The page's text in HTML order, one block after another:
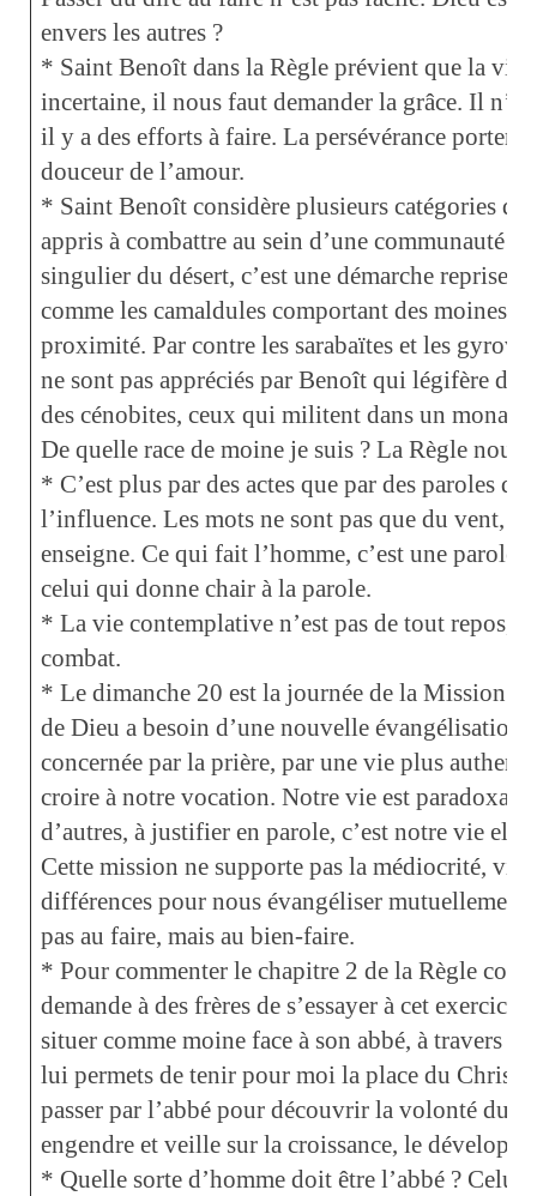
envers les autres ?
* Saint Benoît dans la Règle prévient que la vie
incertaine, il nous faut demander la grâce. Il
il y a des efforts à faire. La persévérance
douceur de l’amour.
* Saint Benoît considère plusieurs catégories
appris à combattre au sein d’une communauté
singulier du désert, c’est une démarche reprise
comme les camaldules comportant des moines
proximité. Par contre les sarabaïtes et les
ne sont pas appréciés par Benoît qui légifère
des cénobites, ceux qui militent dans un
De quelle race de moine je suis ? La Règle
* C’est plus par des actes que par des paroles
l’influence. Les mots ne sont pas que du vent,
enseigne. Ce qui fait l’homme, c’est une parole
celui qui donne chair à la parole.
* La vie contemplative n’est pas de tout repos,
combat.
* Le dimanche 20 est la journée de la Mission
de Dieu a besoin d’une nouvelle évangélisation.
concernée par la prière, par une vie plus
croire à notre vocation. Notre vie est
d’autres, à justifier en parole, c’est notre vie
Cette mission ne supporte pas la médiocrité,
différences pour nous évangéliser
pas au faire, mais au bien-faire.
* Pour commenter le chapitre 2 de la Règle
demande à des frères de s’essayer à cet exercice.
situer comme moine face à son abbé, à travers
lui permets de tenir pour moi la place du Christ
passer par l’abbé pour découvrir la volonté du
engendre et veille sur la croissance, le
* Quelle sorte d’homme doit être l’abbé ? Celui